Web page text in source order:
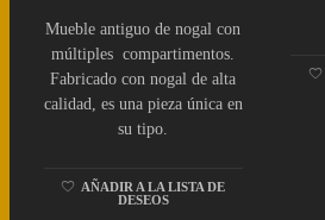
Mueble antiguo de nogal con
múltiples compartimentos.
Fabricado con nogal de alta
calidad, es una pieza única en
su tipo.
AÑADIR A LA LISTA DE
DESEOS